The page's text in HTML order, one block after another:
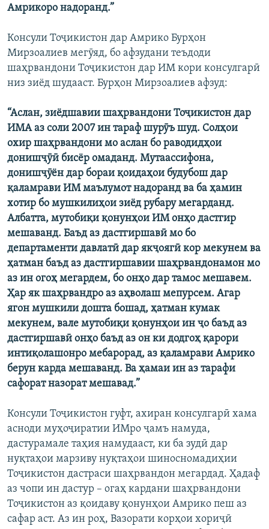
Амрикоро надоранд.”
Консули Тоҷикистон дар Амрико Бурҳон
Мирзоалиев мегӯяд, бо афзудани теъдоди
шаҳрвандони Тоҷикистон дар ИМ кори консулгарӣ
низ зиёд шудааст. Бурҳон Мирзоалиев афзуд:
“Аслан, зиёдшавии шаҳрвандони Тоҷикистон дар
ИМА аз соли 2007 ин тараф шурӯъ шуд. Солҳои
охир шаҳрвандони мо аслан бо раводидҳои
донишҷӯӣ бисёр омаданд. Мутаассифона,
донишҷӯён дар бораи қоидаҳои будубош дар
қаламрави ИМ маълумот надоранд ва ба ҳамин
хотир бо мушкилиҳои зиёд рубару мегарданд.
Албатта, мутобиқи қонунҳои ИМ онҳо дастгир
мешаванд. Баъд аз дастгиршавӣ мо бо
департаменти давлатӣ дар якҷоягӣ кор мекунем ва
ҳатман баъд аз дастгиршавии шаҳрвандонамон мо
аз ин огоҳ мегардем, бо онҳо дар тамос мешавем.
Ҳар як шаҳрвандро аз аҳволаш мепурсем. Агар
ягон мушкили дошта бошад, ҳатман кумак
мекунем, вале мутобиқи қонунҳои ин ҷо баъд аз
дастгиршавӣ онҳо баъд аз он ки додгоҳ қарори
интиқолашонро мебарорад, аз қаламрави Амрико
берун карда мешаванд. Ва ҳамаи ин аз тарафи
сафорат назорат мешавад.”
Консули Тоҷикистон гуфт, ахиран консулгарӣ хама
асноди муҳоҷиратии ИМро ҷамъ намуда,
дастурамале таҳия намудааст, ки ба зудӣ дар
нуқтаҳои марзиву нуқтаҳои шиносномадиҳии
Тоҷикистон дастраси шаҳрвандон мегардад. Ҳадаф
аз чопи ин дастур – огаҳ кардани шаҳрвандони
Тоҷикистон аз қоидаву қонунҳои Амрико пеш аз
сафар аст. Аз ин роҳ, Вазорати корҳои хориҷӣ